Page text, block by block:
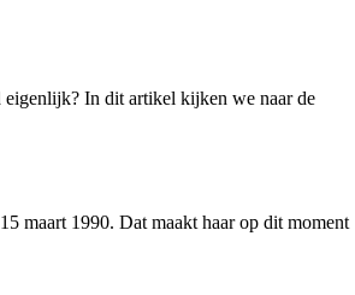
eigenlijk? In dit artikel kijken we naar de
maart 1990. Dat maakt haar op dit moment